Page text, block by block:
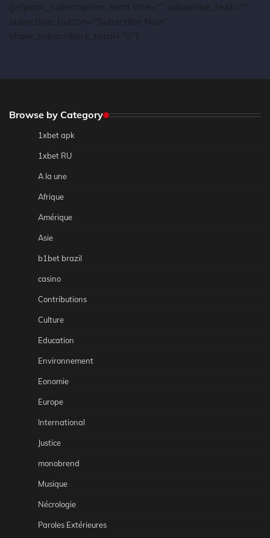
[jetpack_subscription_form title="" subscribe_text=""
subscribe_button="Subscribe Now"
show_subscribers_total="0"]
Browse by Category
1xbet apk
1xbet RU
A la une
Afrique
Amérique
Asie
b1bet brazil
casino
Contributions
Culture
Education
Environnement
Eonomie
Europe
International
Justice
monobrend
Musique
Nécrologie
Paroles Extérieures